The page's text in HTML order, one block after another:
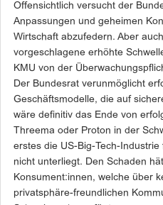
Offensichtlich versucht der
Anpassungen und geheimen
Wirtschaft abzufedern. Aber
vorgeschlagene erhöhte
KMU von der
Der Bundesrat verunmöglicht
Geschäftsmodelle, die auf
wäre definitiv das Ende von
Threema oder Proton in der
erstes die US-Big-Tech-
nicht unterliegt. Den Schaden
Konsument:innen, welche über
privatsphäre-freundlichen